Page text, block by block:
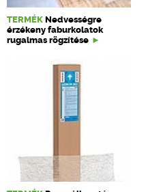
TERMÉK Nedvességre
érzékeny faburkolatok
rugalmas rögzítése